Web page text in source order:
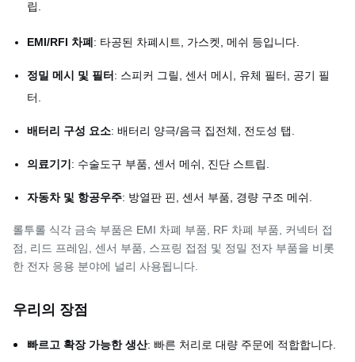
재료
립.
EMI/RFI 차폐 : 타공된 차폐시트, 가스켓, 메쉬 등입니다.
정밀 메시 및 필터 : 스피커 그릴, 센서 메시, 유체 필터, 공기 필
터.
배터리 구성 요소: 배터리 양극/음극 집전체, 전도성 탭.
의료기기 : 수술도구 부품, 센서 메쉬, 진단 스트립.
자동차 및 항공우주: 방열판 핀, 센서 부품, 경량 구조 메쉬.
롤투롤 식각 금속 부품은 EMI 차폐 부품, RF 차폐 부품, 커넥터 접
점, 리드 프레임, 센서 부품, 스프링 접점 및 정밀 전자 부품을 비롯
한 전자 응용 분야에 널리 사용됩니다.
우리의 장점
빠르고 확장 가능한 생산: 빠른 처리로 대량 주문에 적합합니다.